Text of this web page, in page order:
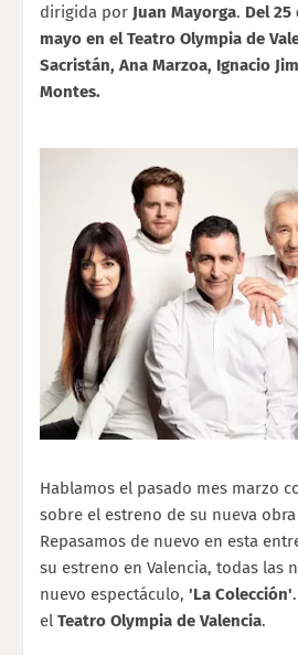
dirigida por Juan Mayorga. Del 25
mayo en el Teatro Olympia de
Sacristán, Ana Marzoa, Ignacio
Montes.
Hablamos el pasado mes marzo
sobre el estreno de su nueva
Repasamos de nuevo en esta
su estreno en Valencia, todas las
nuevo espectáculo, 'La Colección'
el Teatro Olympia de Valencia.